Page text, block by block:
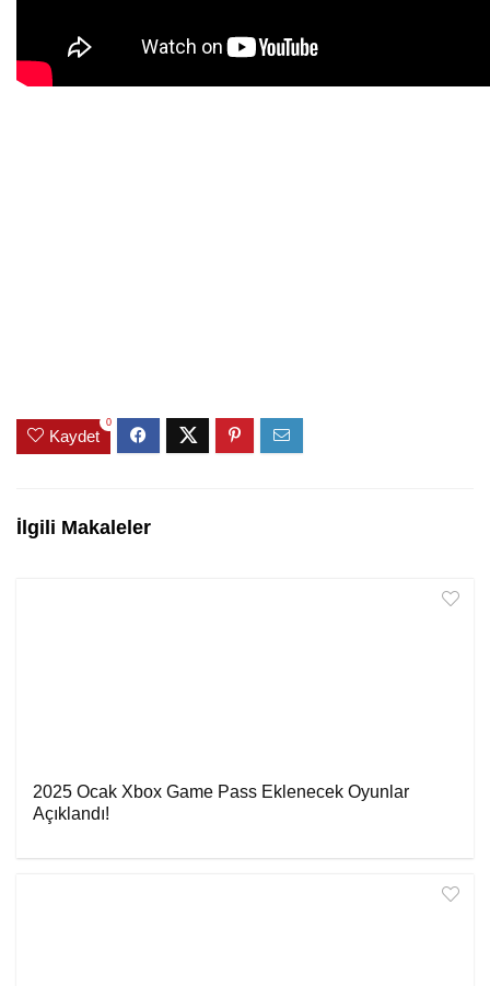
Kaydet
0
İlgili Makaleler
2025 Ocak Xbox Game Pass Eklenecek Oyunlar
Açıklandı!